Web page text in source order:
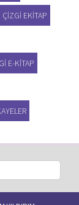
ÇIZGI EKITAP
E-KITAP